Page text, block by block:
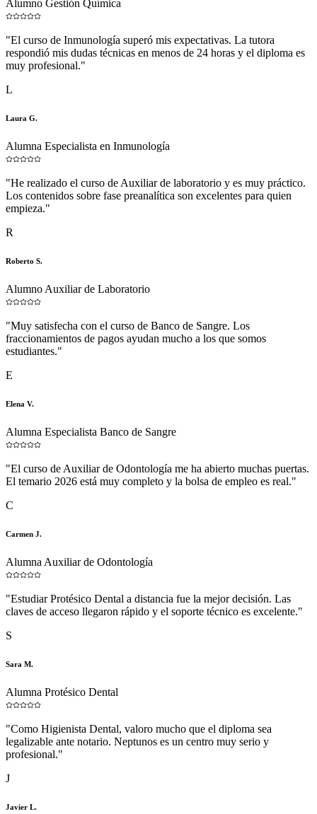
Alumno Gestión Química
"El curso de Inmunología superó mis expectativas. La tutora
respondió mis dudas técnicas en menos de 24 horas y el diploma es
muy profesional."
L
Laura G.
Alumna Especialista en Inmunología
"He realizado el curso de Auxiliar de laboratorio y es muy práctico.
Los contenidos sobre fase preanalítica son excelentes para quien
empieza."
R
Roberto S.
Alumno Auxiliar de Laboratorio
"Muy satisfecha con el curso de Banco de Sangre. Los
fraccionamientos de pagos ayudan mucho a los que somos
estudiantes."
E
Elena V.
Alumna Especialista Banco de Sangre
"El curso de Auxiliar de Odontología me ha abierto muchas puertas.
El temario 2026 está muy completo y la bolsa de empleo es real."
C
Carmen J.
Alumna Auxiliar de Odontología
"Estudiar Protésico Dental a distancia fue la mejor decisión. Las
claves de acceso llegaron rápido y el soporte técnico es excelente."
S
Sara M.
Alumna Protésico Dental
"Como Higienista Dental, valoro mucho que el diploma sea
legalizable ante notario. Neptunos es un centro muy serio y
profesional."
J
Javier L.